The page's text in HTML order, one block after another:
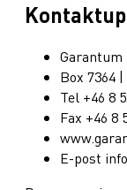
Garantum
Box 7364
Tel +46 8
Fax +46 8
E-post